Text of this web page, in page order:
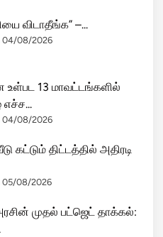
விடாதீங்க” –...
04/08/2026
13 மாவட்டங்களில்
04/08/2026
கட்டும் திட்டத்தில் அதிரடி
05/08/2026
முதல் பட்ஜெட் தாக்கல்: